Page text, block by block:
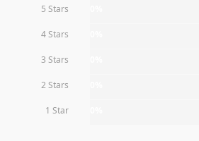
5 Stars
4 Stars
3 Stars
2 Stars
1 Star